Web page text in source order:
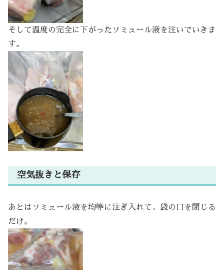
そして温度の完全に下がったソミュール液を注いでいきま
す。
空気抜きと保存
あとはソミュール液を均等に注ぎ入れて、袋の口を閉じる
だけ。